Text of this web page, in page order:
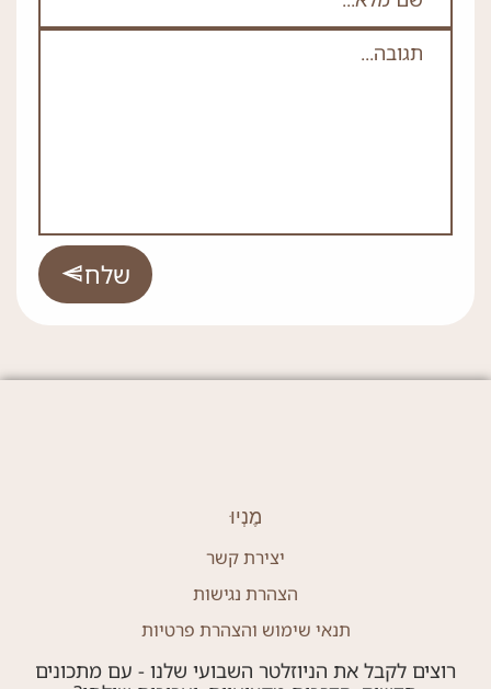
שלח
מֶנְיוּ
יצירת קשר
הצהרת נגישות
תנאי שימוש והצהרת פרטיות
רוצים לקבל את הניוזלטר השבועי שלנו - עם מתכונים